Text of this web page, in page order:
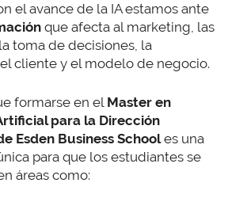
el avance de la IA estamos ante
que afecta al marketing, las
toma de decisiones, la
cliente y el modelo de negocio.
formarse en el Master en
para la Dirección
Esden Business Schooles una
para que los estudiantes se
áreas como: